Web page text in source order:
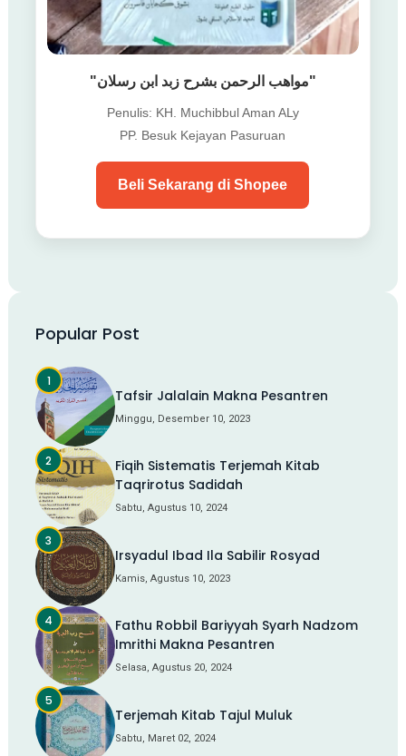
"مواهب الرحمن بشرح زبد ابن رسلان"
Penulis: KH. Muchibbul Aman ALy
PP. Besuk Kejayan Pasuruan
Beli Sekarang di Shopee
Popular Post
Tafsir Jalalain Makna Pesantren
Minggu, Desember 10, 2023
Fiqih Sistematis Terjemah Kitab
Taqrirotus Sadidah
Sabtu, Agustus 10, 2024
Irsyadul Ibad Ila Sabilir Rosyad
Kamis, Agustus 10, 2023
Fathu Robbil Bariyyah Syarh Nadzom
Imrithi Makna Pesantren
Selasa, Agustus 20, 2024
Terjemah Kitab Tajul Muluk
Sabtu, Maret 02, 2024